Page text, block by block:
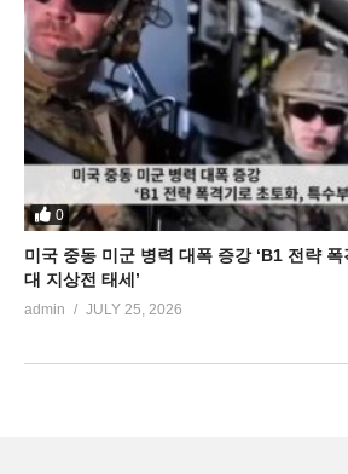
0
미국 중동 미군 병력 대폭 증강 ‘B1 전략
대 지상전 태세’
admin JULY 25, 2026